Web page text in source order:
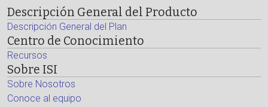
Descripción General del Producto
Descripción General del Plan
Centro de Conocimiento
Recursos
Sobre ISI
Sobre Nosotros
Conoce al equipo